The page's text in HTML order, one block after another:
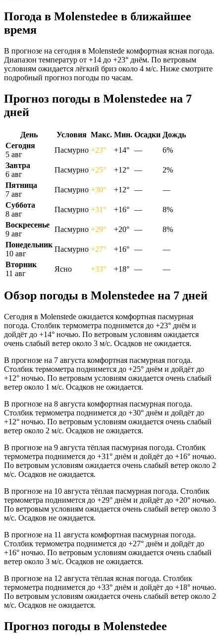
Погода в Molenstedeе в ближайшее
время
В прогнозе на сегодня в Molenstede комфортная ясная погода.
Диапазон температур от +14 до +23° днём. По ветровым
условиям ожидается лёгкий бриз около 4 м/с. Ниже смотрите
подробный прогноз погоды по часам.
Прогноз погоды в Molenstedeе на 7
дней
День Условия Макс. Мин. Осадки Дождь
Сегодня
5 авг
Пасмурно +23° +14° —
6%
Завтра
6 авг
Пасмурно +25° +12° —
2%
Пятница
7 авг
Пасмурно +30° +12° —
—
Суббота
8 авг
Пасмурно +31° +16° —
8%
Воскресенье
9 авг
Пасмурно +29° +20° —
8%
Понедельник
10 авг
Пасмурно +27° +16° —
—
Вторник
11 авг
Ясно +33° +18° — —
Обзор погоды в Molenstedeе на 7 дней
Сегодня в Molenstede ожидается комфортная пасмурная
погода. Столбик термометра поднимется до +23° днём и
дойдёт до +14° ночью. По ветровым условиям ожидается
очень слабый ветер около 3 м/с. Осадков не ожидается.
В прогнозе на 7 августа комфортная пасмурная погода.
Столбик термометра поднимется до +25° днём и дойдёт до
+12° ночью. По ветровым условиям ожидается очень слабый
ветер около 1 м/с. Осадков не ожидается.
В прогнозе на 8 августа комфортная пасмурная погода.
Столбик термометра поднимется до +30° днём и дойдёт до
+12° ночью. По ветровым условиям ожидается очень слабый
ветер около 2 м/с. Осадков не ожидается.
В прогнозе на 9 августа тёплая пасмурная погода. Столбик
термометра поднимется до +31° днём и дойдёт до +16° ночью.
По ветровым условиям ожидается очень слабый ветер около 2
м/с. Осадков не ожидается.
В прогнозе на 10 августа тёплая пасмурная погода. Столбик
термометра поднимется до +29° днём и дойдёт до +20° ночью.
По ветровым условиям ожидается очень слабый ветер около 3
м/с. Осадков не ожидается.
В прогнозе на 11 августа комфортная пасмурная погода.
Столбик термометра поднимется до +27° днём и дойдёт до
+16° ночью. По ветровым условиям ожидается очень слабый
ветер около 3 м/с. Осадков не ожидается.
В прогнозе на 12 августа тёплая ясная погода. Столбик
термометра поднимется до +33° днём и дойдёт до +18° ночью.
По ветровым условиям ожидается очень слабый ветер около 2
м/с. Осадков не ожидается.
Прогноз погоды в Molenstedeе